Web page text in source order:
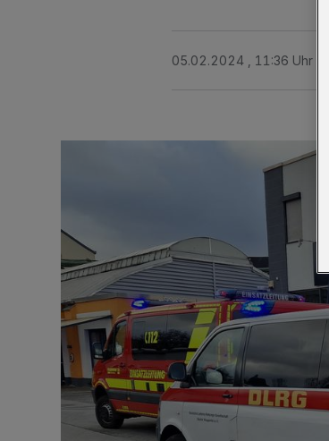
05.02.2024 , 11:36 Uhr